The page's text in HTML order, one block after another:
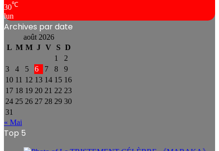
30℃
lun
Archives par date
août 2026
L M M J V S D
1
2
3
4 5 6 7 8
9
10 11 12 13 14 15 16
17 18 19 20 21 22 23
24 25 26 27 28 29 30
31
« Mai
Top 5